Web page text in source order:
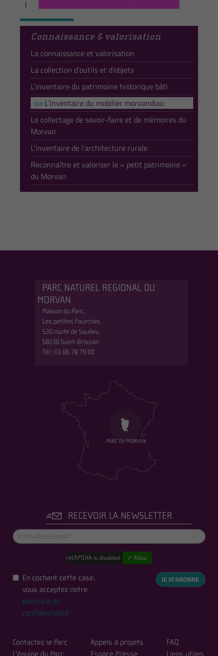
Connaissance & valorisation
La connaissance et valorisation
La collection d'outils et d’objets
L’inventaire du patrimoine historique bâti
L’inventaire du mobilier morvandiau
Le collectage de savoir-faire et de mémoires du
Morvan
L’inventaire de l’architecture rurale
Reconnaître et valoriser le « petit patrimoine »
du Morvan
l
PARC NATUREL REGIONAL DU
MORVAN
Maison du Parc,
Les petites Fourches
530 route de Saulieu
58230 Saint-Brisson
Tél : 03 86 78 79 00
RECEVOIR LA NEWSLETTER
reCAPTCHA is disabled. ✓ Allow
En cochant cette case,
vous acceptez notre
politique de
confidentialité
JE M'ABONNE
Contactez le Parc
L'équipe du Parc
Appels à projets
Espace Presse
FAQ
Liens utiles